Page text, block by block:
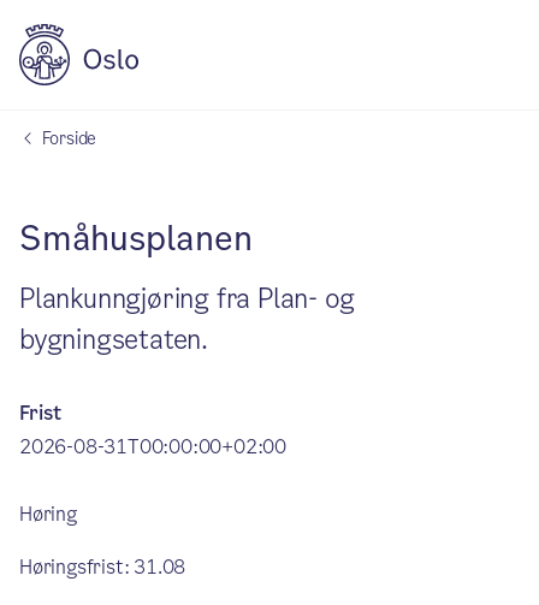
Forside
Småhusplanen
Plankunngjøring fra Plan- og
bygningsetaten.
Frist
2026-08-31T00:00:00+02:00
Høring
Høringsfrist: 31.08